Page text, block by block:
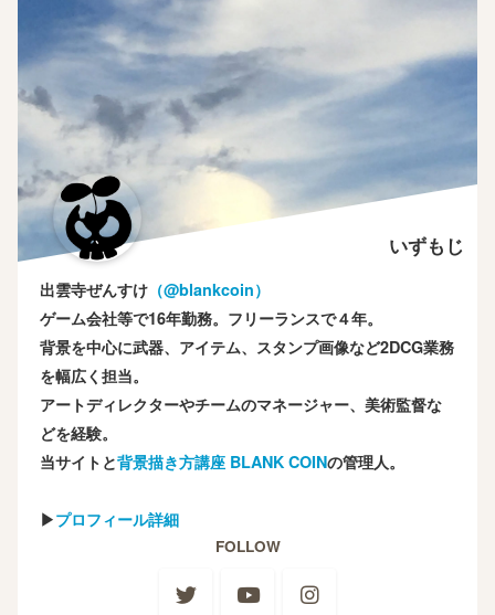
いずもじ
出雲寺ぜんすけ （‎@blankcoin）
ゲーム会社等で16年勤務。フリーランスで４年。
背景を中心に武器、アイテム、スタンプ画像など2DCG業務
を幅広く担当。
アートディレクターやチームのマネージャー、美術監督な
どを経験。
当サイトと背景描き方講座 BLANK COINの管理人。
▶プロフィール詳細
FOLLOW